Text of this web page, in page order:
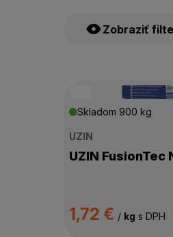
Zobraziť
ŠTÍTKY
CENA
DOSTUPNOSŤ
Skladom 900 kg
UZIN
UZIN FusionTec
1,72 € / kg s DPH